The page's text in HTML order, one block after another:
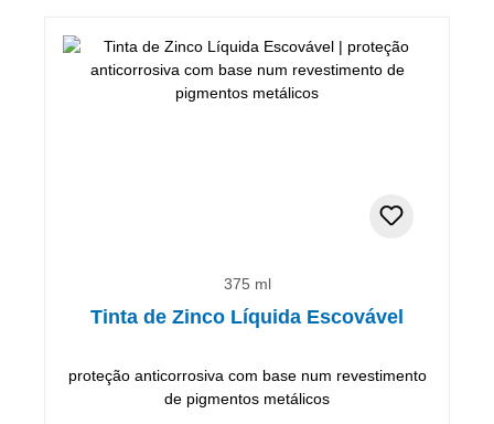
375 ml
Tinta de Zinco Líquida Escovável
proteção anticorrosiva com base num revestimento
de pigmentos metálicos